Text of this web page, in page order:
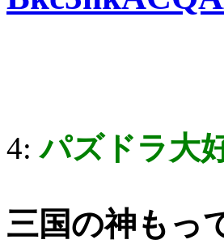
4:パズドラ大
三国の神もっ